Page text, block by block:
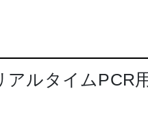
アルタイムPCR